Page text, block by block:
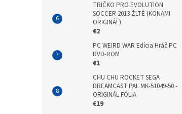
TRIČKO PRO EVOLUTION
SOCCER 2013 ŽLTÉ (KONAMI
ORIGINÁL)
€2
PC WEIRD WAR Edícia Hráč PC
DVD-ROM
€1
CHU CHU ROCKET SEGA
DREAMCAST PAL MK-51049-50 -
ORIGINÁL FÓLIA
€19